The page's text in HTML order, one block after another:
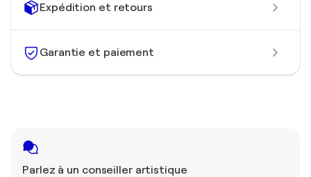
Expédition et retours
Garantie et paiement
Parlez à un conseiller artistique